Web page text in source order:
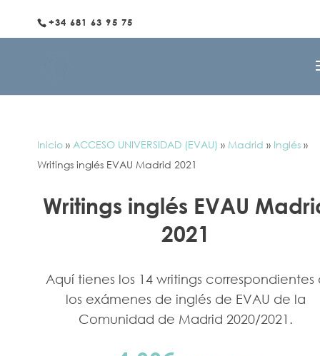
+34 681 63 95 75
Inicio » ACCESO UNIVERSIDAD (EVAU) » Madrid » Inglés »
Writings inglés EVAU Madrid 2021
Writings inglés EVAU
2021
Aquí tienes los 14 writings correspondientes
los exámenes de inglés de EVAU de la
Comunidad de Madrid 2020/2021.